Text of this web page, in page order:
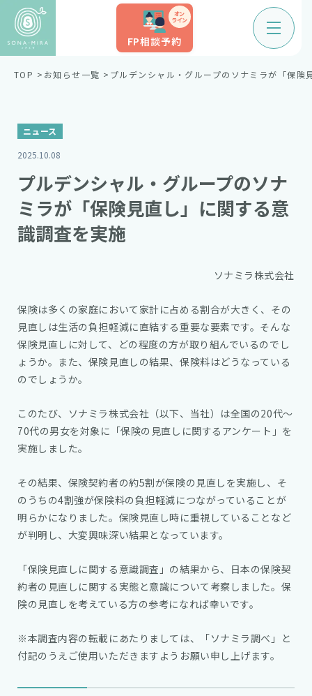
FP相談予約
オン
ライン
TOP お知らせ一覧 プルデンシャル・グループのソナミラが「保険
ニュース
2025.10.08
プルデンシャル・グループのソナ
ミラが「保険見直し」に関する意
識調査を実施
ソナミラ株式会社
保険は多くの家庭において家計に占める割合が大きく、その
見直しは生活の負担軽減に直結する重要な要素です。そんな
保険見直しに対して、どの程度の方が取り組んでいるのでし
ょうか。また、保険見直しの結果、保険料はどうなっている
のでしょうか。
このたび、ソナミラ株式会社（以下、当社）は全国の20代～
70代の男女を対象に「保険の見直しに関するアンケート」を
実施しました。
その結果、保険契約者の約5割が保険の見直しを実施し、そ
のうちの4割強が保険料の負担軽減につながっていることが
明らかになりました。保険見直し時に重視していることなど
が判明し、大変興味深い結果となっています。
「保険見直しに関する意識調査」の結果から、日本の保険契
約者の見直しに関する実態と意識について考察しました。保
険の見直しを考えている方の参考になれば幸いです。
※本調査内容の転載にあたりましては、「ソナミラ調べ」と
付記のうえご使用いただきますようお願い申し上げます。